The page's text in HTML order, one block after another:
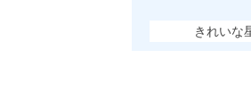
きれいな